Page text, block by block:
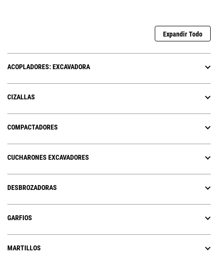
Expandir Todo
ACOPLADORES: EXCAVADORA
CIZALLAS
COMPACTADORES
CUCHARONES EXCAVADORES
DESBROZADORAS
GARFIOS
MARTILLOS